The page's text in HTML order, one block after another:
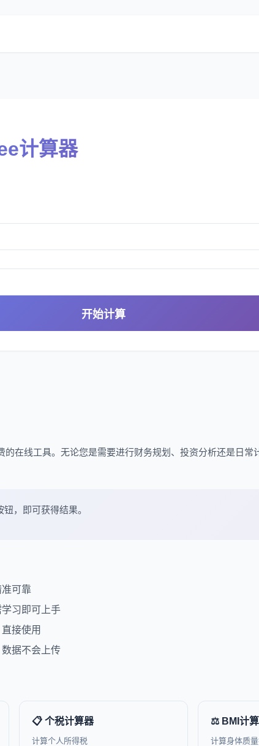
计算器
开始计算
的在线工具。无论您是需要进行财务规划、投资分析还是日常
，即可获得结果。
可靠
习即可上手
接使用
据不会上传
📋 个税计算器
计算个人所得税
⚖️ BMI计
计算身体质